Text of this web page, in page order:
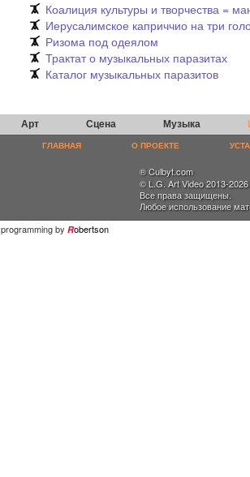
Коалиция культуры и творчества =
Иерусалимское каприччио на три
Ризома под одеялом
Трактат о музыкальных паразитах
Каталог музыкальных паразитов
Арт Сцена Музыка
ГЛАВНАЯ О ПРОЕКТЕ
® Culbyt.com
© L.G. Art Video 2013-2026
Все права защищены.
Любое использование
programming by Robertson